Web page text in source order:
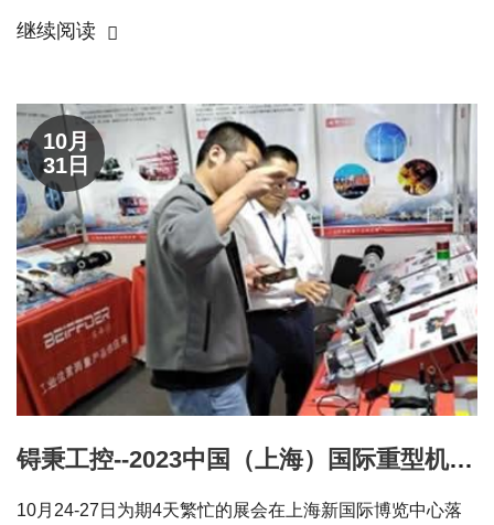
继续阅读
10月
31日
锝秉工控--2023中国（上海）国际重型机械装备展览会圆满落幕
10月24-27日为期4天繁忙的展会在上海新国际博览中心落